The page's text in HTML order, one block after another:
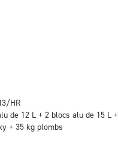
HR
de 12 L + 2 blocs alu de 15
+ 35 kg plombs